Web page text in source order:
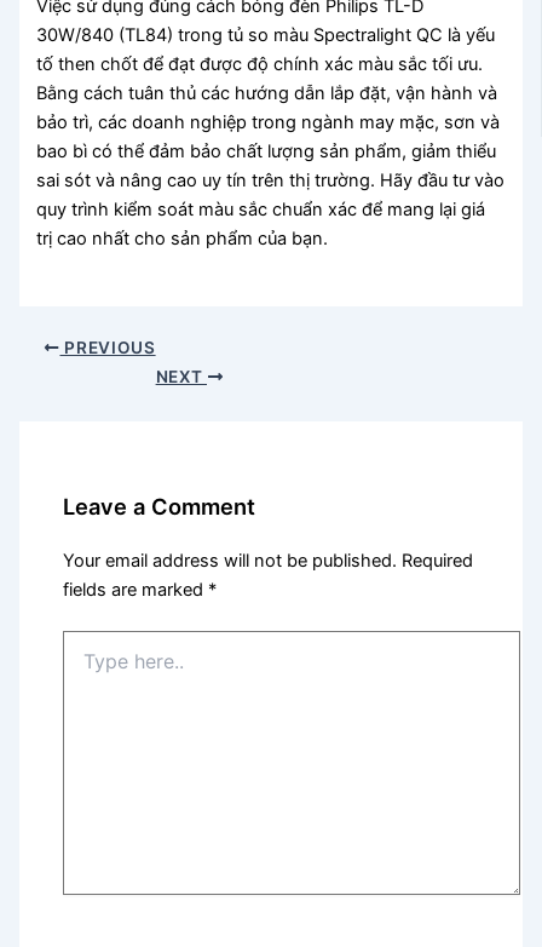
Việc sử dụng đúng cách bóng đèn Philips TL-D
30W/840 (TL84) trong tủ so màu Spectralight QC là yếu
tố then chốt để đạt được độ chính xác màu sắc tối ưu.
Bằng cách tuân thủ các hướng dẫn lắp đặt, vận hành và
bảo trì, các doanh nghiệp trong ngành may mặc, sơn và
bao bì có thể đảm bảo chất lượng sản phẩm, giảm thiểu
sai sót và nâng cao uy tín trên thị trường. Hãy đầu tư vào
quy trình kiểm soát màu sắc chuẩn xác để mang lại giá
trị cao nhất cho sản phẩm của bạn.
PREVIOUS
NEXT
Leave a Comment
Your email address will not be published. Required
fields are marked *
here..